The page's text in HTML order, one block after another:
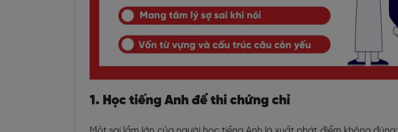
1. Học tiếng Anh để thi chứng chỉ